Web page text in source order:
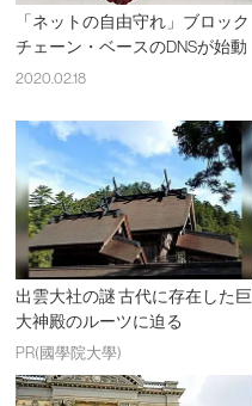
「ネットの自由守れ」ブロック
チェーン・ベースのDNSが始動
2020.02.18
出雲大社の謎 古代に存在した巨
大神殿のルーツに迫る
PR(國學院大學)